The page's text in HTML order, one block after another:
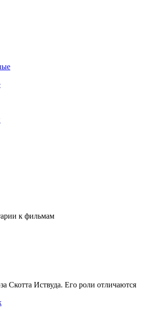
к фильмам
Скотта Иствуда. Его роли отличаются